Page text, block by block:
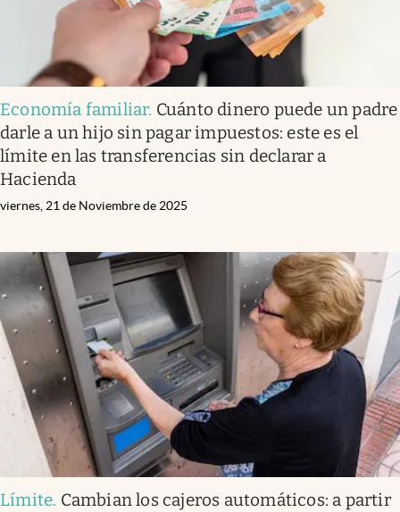
Economía familiar. Cuánto dinero puede un padre
darle a un hijo sin pagar impuestos: este es el
límite en las transferencias sin declarar a
Hacienda
viernes, 21 de Noviembre de 2025
Límite. Cambian los cajeros automáticos: a partir